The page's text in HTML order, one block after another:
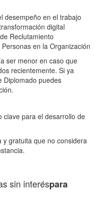
desempeño en el trabajo
digital
Reclutamiento
en la Organización
ser menor en caso que
recientemente. Si ya
Diplomado puedes
clave para el desarrollo de
y gratuita que no considera
sin interéspara